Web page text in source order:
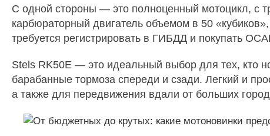
С одной стороны — это полноценный мотоцикл, с
карбюраторный двигатель объемом в 50
требуется регистрировать в ГИБДД и покупать
Stels RK50E — это идеальный выбор для тех, кто
барабанные тормоза спереди и сзади. Легкий и
а также для передвижения вдали от больших